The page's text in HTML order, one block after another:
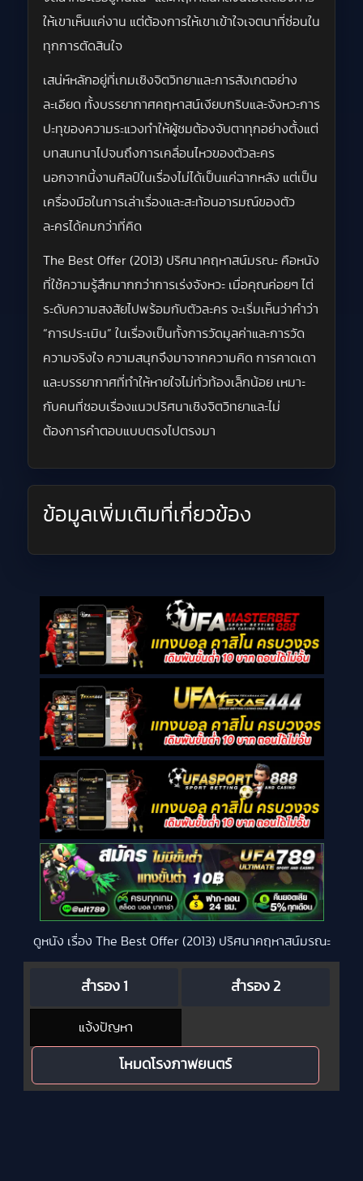
ให้เขาเห็นแค่งาน แต่ต้องการให้เขาเข้าใจเจตนาที่ซ่อนใน
ทุกการตัดสินใจ
เสน่ห์หลักอยู่ที่เกมเชิงจิตวิทยาและการสังเกตอย่าง
ละเอียด ทั้งบรรยากาศคฤหาสน์เงียบกริบและจังหวะการ
ปะทุของความระแวงทำให้ผู้ชมต้องจับตาทุกอย่างตั้งแต่
บทสนทนาไปจนถึงการเคลื่อนไหวของตัวละคร
นอกจากนี้งานศิลป์ในเรื่องไม่ได้เป็นแค่ฉากหลัง แต่เป็น
เครื่องมือในการเล่าเรื่องและสะท้อนอารมณ์ของตัว
ละครได้คมกว่าที่คิด
The Best Offer (2013) ปริศนาคฤหาสน์มรณะ คือหนัง
ที่ใช้ความรู้สึกมากกว่าการเร่งจังหวะ เมื่อคุณค่อยๆ ไต่
ระดับความสงสัยไปพร้อมกับตัวละคร จะเริ่มเห็นว่าคำว่า
“การประเมิน” ในเรื่องเป็นทั้งการวัดมูลค่าและการวัด
ความจริงใจ ความสนุกจึงมาจากความคิด การคาดเดา
และบรรยากาศที่ทำให้หายใจไม่ทั่วท้องเล็กน้อย เหมาะ
กับคนที่ชอบเรื่องแนวปริศนาเชิงจิตวิทยาและไม่
ต้องการคำตอบแบบตรงไปตรงมา
ข้อมูลเพิ่มเติมที่เกี่ยวข้อง
ดูหนัง เรื่อง The Best Offer (2013) ปริศนาคฤหาสน์มรณะ
สำรอง 1 สำรอง 2
แจ้งปัญหา
โหมดโรงภาพยนตร์